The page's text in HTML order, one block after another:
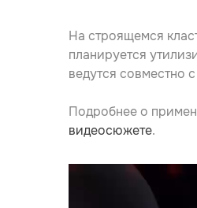
На строящемся
планируется
ведутся совместно
Подробнее о
видеосюжете.